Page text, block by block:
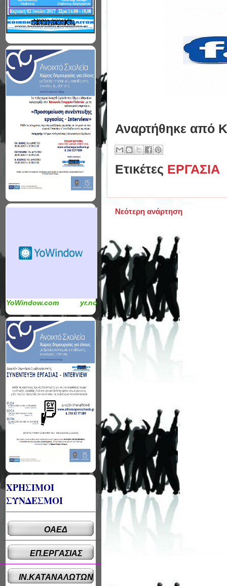
Αναρτήθηκε από
Ετικέτες ΕΡΓΑΣΙΑ
Νεότερη ανάρτηση
YoWindow.com yr.no
ΧΡΗΣΙΜΟΙ
ΣΥΝΔΕΣΜΟΙ
ΟΑΕΔ
ΕΠ.ΕΡΓΑΣΙΑΣ
ΙΝ.ΚΑΤΑΝΑΛΩΤΩΝ